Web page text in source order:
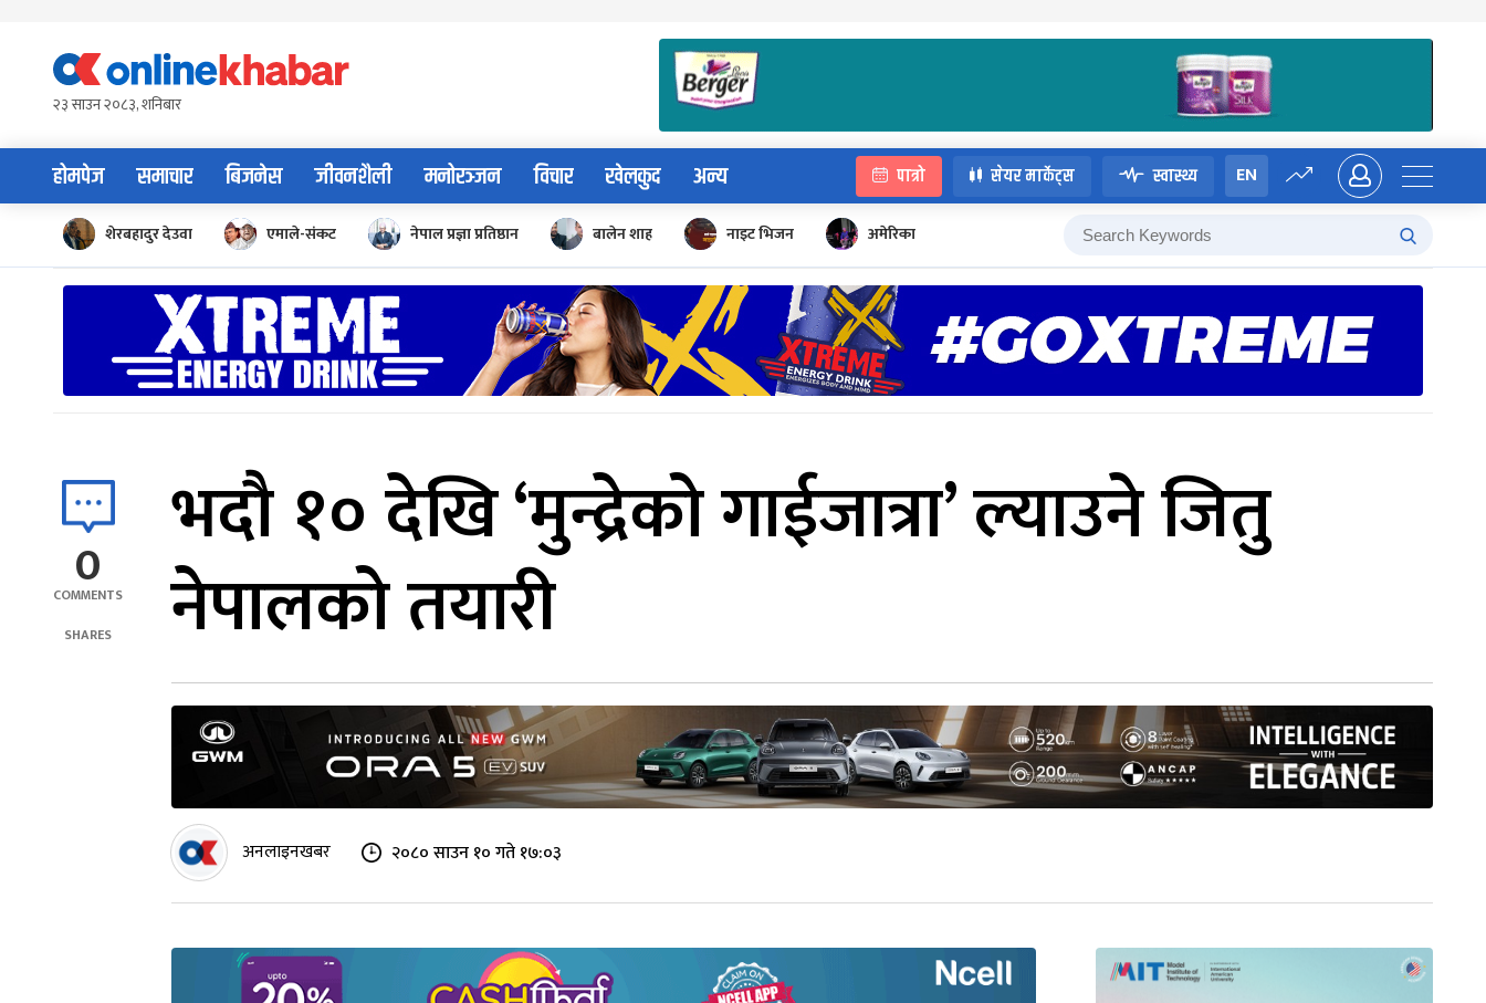
content२३ साउन २०८३, शनिबार
होमपेज समाचार बिजनेस जीवनशैली मनोरञ्जन विचार खेलकुद अन्य पात्रो सेयर मार्केट्स स्वास्थ्य EN
शेरबहादुर देउवा एमाले-संकट नेपाल प्रज्ञा प्रतिष्ठान बालेन शाह नाइट भिजन अमेरिका
0
COMMENTS
SHARES
भदौ १० देखि ‘मुन्द्रेको गाईजात्रा’ ल्याउने जितु
नेपालको तयारी
अनलाइनखबर २०८० साउन १० गते १७:०३